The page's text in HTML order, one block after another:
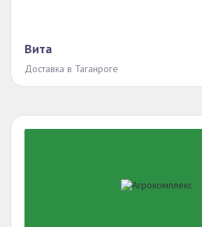
Вита
Доставка в Таганроге